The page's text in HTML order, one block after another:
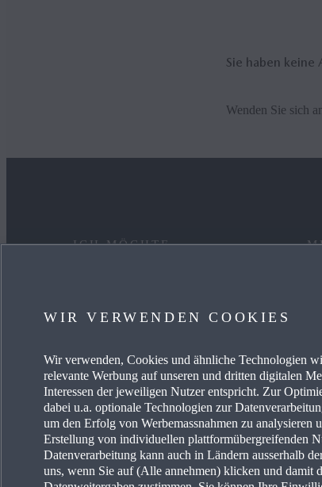
Sie haben keine
Wenden Sie sich
ICH MÖCHTE
MEIN AUTO PFLEGEN
HÄNDLER SUCHEN
WIR VERWENDEN COOKIES
Wir verwenden, Cookies und ähnliche Technologien
relevante Werbung auf unseren und dritten digitalen
Interessen der jeweiligen Nutzer entspricht. Zur
dabei u.a. optionale Technologien zur
um den Erfolg von Werbemassnahmen zu analysieren
Erstellung von individuellen plattformübergreifenden
Datenverarbeitung kann auch in Ländern ausserhalb
uns, wenn Sie auf (Alle annehmen) klicken und damit